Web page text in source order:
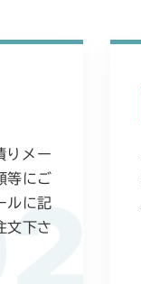
りメー
等にご
ルに記
文下さ